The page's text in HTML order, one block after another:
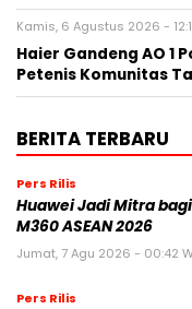
Kamis, 6 Agustus 2026 -
Haier Gandeng AO 1
Petenis Komunitas
BERITA TERBARU
Pers Rilis
Huawei Jadi Mitra
M360 ASEAN 2026
Jumat, 7 Agu 2026 - 00:42
Pers Rilis